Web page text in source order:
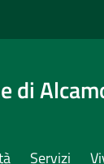
di
Servizi